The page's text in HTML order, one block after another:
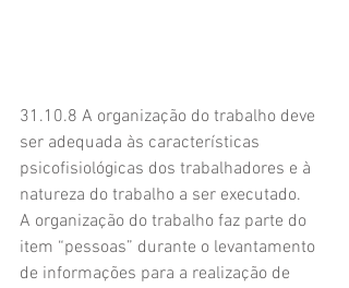
31.10.8 A organização do trabalho deve
ser adequada às características
psicofisiológicas dos trabalhadores e à
natureza do trabalho a ser executado.
A organização do trabalho faz parte do
item “pessoas” durante o levantamento
de informações para a realização de